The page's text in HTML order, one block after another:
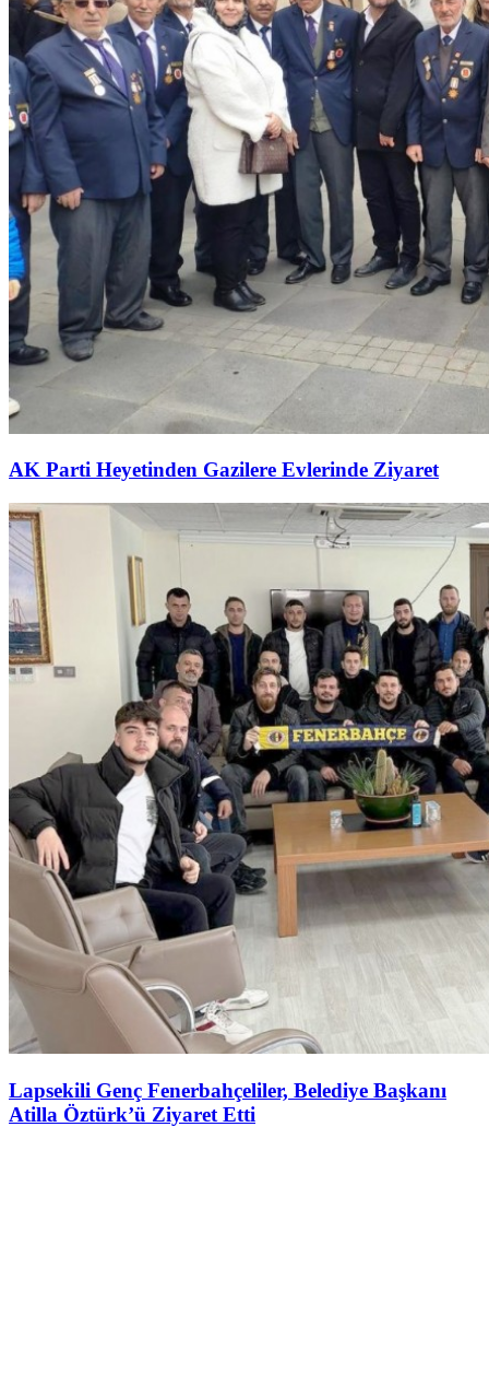
AK Parti Heyetinden Gazilere Evlerinde Ziyaret
Lapsekili Genç Fenerbahçeliler, Belediye Başkanı
Atilla Öztürk’ü Ziyaret Etti